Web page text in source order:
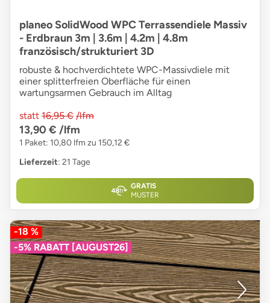
planeo SolidWood WPC Terrassendiele Massiv
- Erdbraun 3m | 3.6m | 4.2m | 4.8m
französisch/strukturiert 3D
robuste & hochverdichtete WPC-Massivdiele mit
einer splitterfreien Oberfläche für einen
wartungsarmen Gebrauch im Alltag
statt 16,95 € /lfm
13,90 € /lfm
1 Paket: 10,80 lfm zu 150,12 €
Lieferzeit: 21 Tage
GRATIS
MUSTER
-18 %
-5% RABATT [AUGUST26]